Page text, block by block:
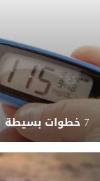
7 خطوات بسيطة للسيطرة على ارتفاع سكر الدم صباحا